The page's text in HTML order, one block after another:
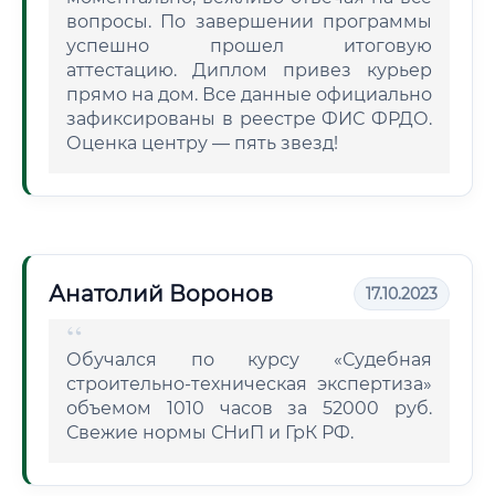
вопросы. По завершении программы
успешно прошел итоговую
аттестацию. Диплом привез курьер
прямо на дом. Все данные официально
зафиксированы в реестре ФИС ФРДО.
Оценка центру — пять звезд!
Анатолий Воронов 17.10.2023
Обучался по курсу «Судебная
строительно-техническая экспертиза»
объемом 1010 часов за 52000 руб.
Свежие нормы СНиП и ГрК РФ.